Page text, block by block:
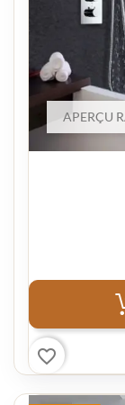
APERÇU
favorite_border